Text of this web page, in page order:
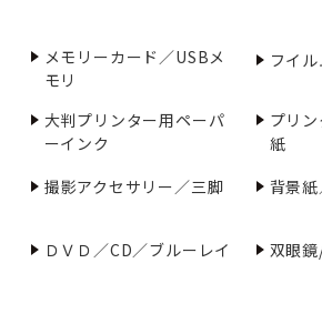
メモリーカード／USBメ
モリ
フイ
大判プリンター用ペーパ
ーインク
プリ
紙
撮影アクセサリー／三脚 背景
ＤＶＤ／CD／ブルーレイ 双眼